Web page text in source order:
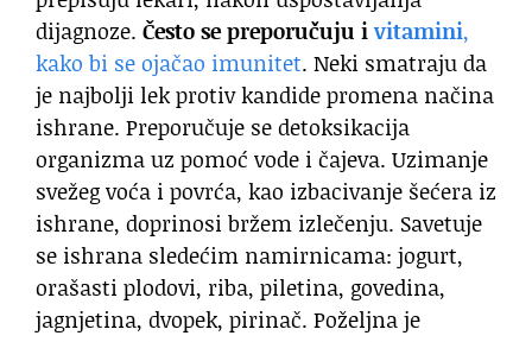
dijagnoze. Često se preporučuju ivitamini,
kako bi se ojačao imunitet. Neki smatraju da
je najbolji lek protiv kandide promena načina
ishrane. Preporučuje se detoksikacija
organizma uz pomoć vode i čajeva. Uzimanje
svežeg voća i povrća, kao izbacivanje šećera iz
ishrane, doprinosi bržem izlečenju. Savetuje
se ishrana sledećim namirnicama: jogurt,
orašasti plodovi, riba, piletina, govedina,
jagnjetina, dvopek, pirinač. Poželjna je